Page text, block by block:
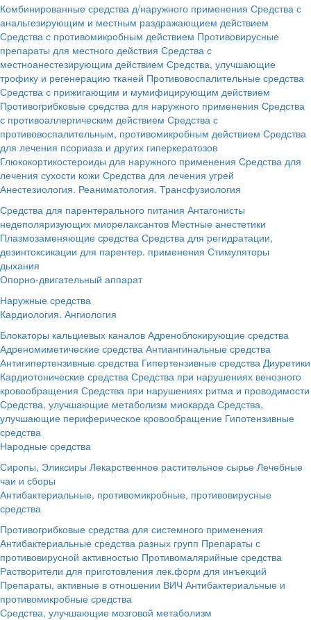
Комбинированные средства д/наружного применения Средства с
анальгезирующим и местным раздражающием действием
Средства с противомикробным действием Противовирусные
препараты для местного действия Средства с
местноанестезирующим действием Средства, улучшающие
трофику и регенерацию тканей Противовоспалительные средства
Средства с прижигающим и мумифицирующим действием
Противогрибковые средства для наружного применения Средства
с противоаллергическим действием Средства с
противовоспалительным, противомикробным действием Средства
для лечения псориаза и других гиперкератозов
Глюкокортикостероиды для наружного применения Средства для
лечения сухости кожи Средства для лечения угрей
Анестезиология. Реаниматология. Трансфузиология
Средства для парентерального питания Антагонисты
недеполяризующих миорелаксантов Местные анестетики
Плазмозаменяющие средства Средства для регидратации,
дезинтоксикации для парентер. применения Стимуляторы
дыхания
Опорно-двигательный аппарат
Наружные средства
Кардиология. Ангиология
Блокаторы кальциевых каналов Адреноблокирующие средства
Адреномиметические средства Антиангинальные средства
Антигипертензивные средства Гипертензивные средства Диуретики
Кардиотонические средства Средства при нарушениях венозного
кровообращения Средства при нарушениях ритма и проводимости
Средства, улучшающие метаболизм миокарда Средства,
улучшающие периферическое кровообращение Гипотензивные
средства
Народные средства
Сиропы, Эликсиры Лекарственное растительное сырье Лечебные
чаи и сборы
Антибактериальные, противомикробные, противовирусные
средства
Противогрибковые средства для системного применения
Антибактериальные средства разных групп Препараты с
противовирусной активностью Противомалярийные средства
Растворители для приготовления лек.форм для инъекций
Препараты, активные в отношении ВИЧ Антибактериальные и
противомикробные средства
Средства, улучшающие мозговой метаболизм